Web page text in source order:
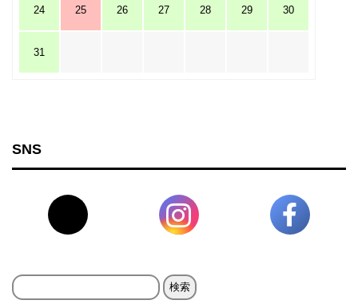
24 25 26 27 28 29 30
31
SNS
検